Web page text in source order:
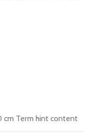
cm Term hint content